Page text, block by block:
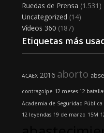
Ruedas de Prensa (1.531)
Uncategorized (14)
Vídeos 360 (187)
Etiquetas más
ACAEX 2016 aborto
contragolpe 12 meses 12
Academia de Seguridad
12 leyendas 19 de marzo 15M